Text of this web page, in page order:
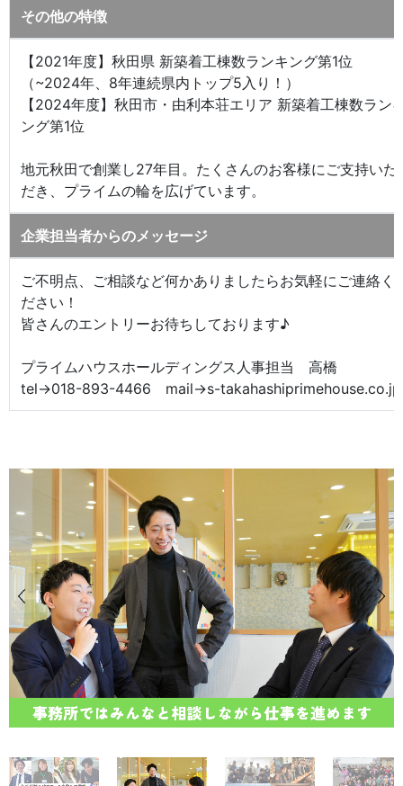
その他の特徴
【2021年度】秋田県 新築着工棟数ランキング第1位
（~2024年、8年連続県内トップ5入り！）
【2024年度】秋田市・由利本荘エリア 新築着工棟数ラン
ング第1位
地元秋田で創業し27年目。たくさんのお客様にご支持いた
だき、プライムの輪を広げています。
企業担当者からのメッセージ
ご不明点、ご相談など何かありましたらお気軽にご連絡く
ださい！
皆さんのエントリーお待ちしております♪
プライムハウスホールディングス人事担当 高橋
tel→018-893-4466 mail→s-takahashiprimehouse.co.jp